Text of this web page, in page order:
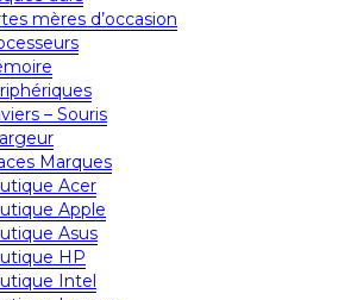
mères d’occasion
– Souris
Marques
Acer
Apple
Asus
HP
Intel